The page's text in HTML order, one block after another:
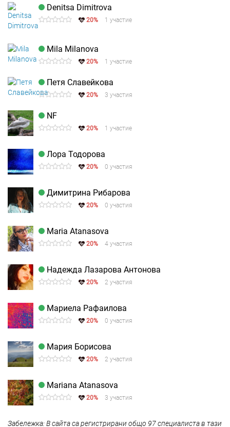
Denitsa Dimitrova
20% 1 участие
Mila Milanova
20% 1 участие
Петя Славейкова
20% 3 участия
NF
20% 1 участие
Лора Тодорова
20% 0 участия
Димитрина Рибарова
20% 0 участия
Maria Atanasova
20% 4 участия
Надежда Лазарова Антонова
20% 2 участия
Мариела Рафаилова
20% 0 участия
Мария Борисова
20% 2 участия
Mariana Atanasova
20% 3 участия
Забележка: В сайта са регистрирани общо 97 специалиста в тази